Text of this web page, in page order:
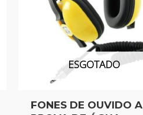
ESGOTADO
FONES DE OUVIDO A